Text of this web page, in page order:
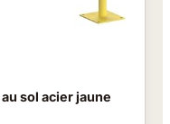
sol acier jaune